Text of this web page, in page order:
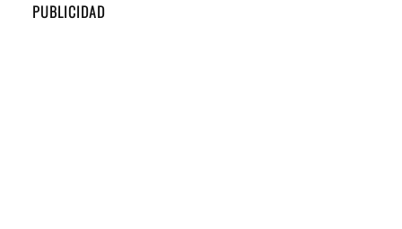
PUBLICIDAD